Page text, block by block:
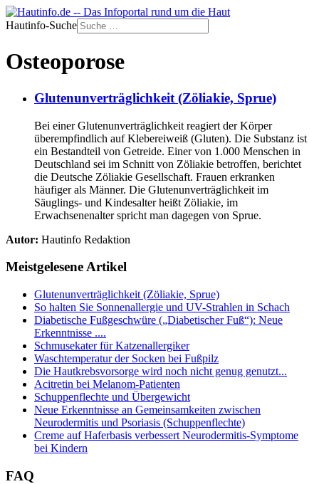
Hautinfo-Suche
Osteoporose
Glutenunverträglichkeit (Zöliakie, Sprue)
Bei einer Glutenunverträglichkeit reagiert der Körper
überempfindlich auf Klebereiweiß (Gluten). Die Substanz ist
ein Bestandteil von Getreide. Einer von 1.000 Menschen in
Deutschland sei im Schnitt von Zöliakie betroffen, berichtet
die Deutsche Zöliakie Gesellschaft. Frauen erkranken
häufiger als Männer. Die Glutenunverträglichkeit im
Säuglings- und Kindesalter heißt Zöliakie, im
Erwachsenenalter spricht man dagegen von Sprue.
Autor: Hautinfo Redaktion
Meistgelesene Artikel
Glutenunverträglichkeit (Zöliakie, Sprue)
So halten Sie Sonnenallergie und UV-Strahlen in Schach
Diabetische Fußgeschwüre („Diabetischer Fuß“): Neue
Erkenntnisse ....
Schmusekater für Katzenallergiker
Waschtemperatur der Socken bei Fußpilz
Die Hautkrebsvorsorge wird noch nicht genug genutzt...
Acitretin bei Melanom-Patienten
Schuppenflechte und Übergewicht
Neue Erkenntnisse an Gemeinsamkeiten zwischen
Neurodermitis und Psoriasis (Schuppenflechte)
Creme auf Haferbasis verbessert Neurodermitis-Symptome
bei Kindern
FAQ